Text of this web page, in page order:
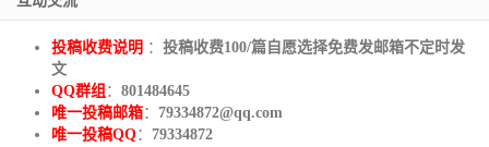
投稿收费说明 ： 投稿收费100/篇自愿选择免费发邮箱不定时发
文
QQ群组 ： 801484645
唯一投稿邮箱： 79334872@qq.com
唯一投稿QQ： 79334872